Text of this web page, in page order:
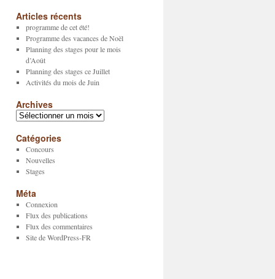
Articles récents
programme de cet été!
Programme des vacances de Noël
Planning des stages pour le mois
d’Août
Planning des stages ce Juillet
Activités du mois de Juin
Archives
Archives
Catégories
Concours
Nouvelles
Stages
Méta
Connexion
Flux des publications
Flux des commentaires
Site de WordPress-FR